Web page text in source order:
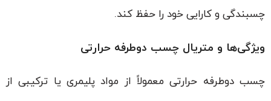
چسبندگی و کارایی خود را حفظ کند.
ویژگی‌ها و متریال چسب دوطرفه حرارتی
چسب دوطرفه حرارتی معمولاً از مواد پلیمری یا ترکیبی از